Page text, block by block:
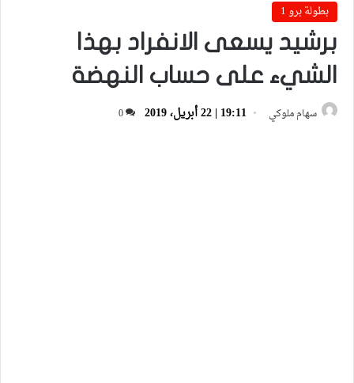
بطولة برو 1
برشيد يسعى الانفراد بهذا
الشيء على حساب النهضة
سهام ملوكي 19:11 | 22 أبريل، 2019 0